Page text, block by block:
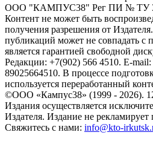
ООО "КАМПУС38" Рег ПИ № ТУ 38
Контент не может быть
получения разрешения от
публикаций может не совпадать с
является гарантией свободной
Редакции: +7(902) 566 4510. E-
89025664510. В процессе
используется переработанный
©ООО «Кампус38» (1999 - 2026).
Издания осуществляется
Издателя. Издание не рекламирует
Свяжитесь с нами: info@kto-